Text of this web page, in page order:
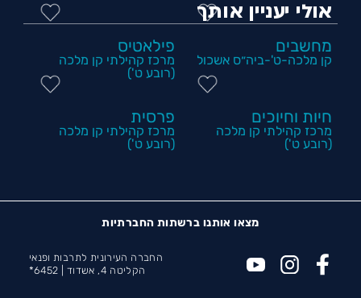
אולי יעניין אותך
מחשבים
קן מלכה-ט'-ביה״ס אשכול
פילאטיס
מרכז קהילתי קן מלכה
(רובע ט')
חיות וחיוכים
מרכז קהילתי קן מלכה
(רובע ט')
פרסית
מרכז קהילתי קן מלכה
(רובע ט')
מצאו אותנו ברשתות החברתיות
החברה העירונית לתרבות ופנאי
הקליטה 4, אשדוד |
6452*